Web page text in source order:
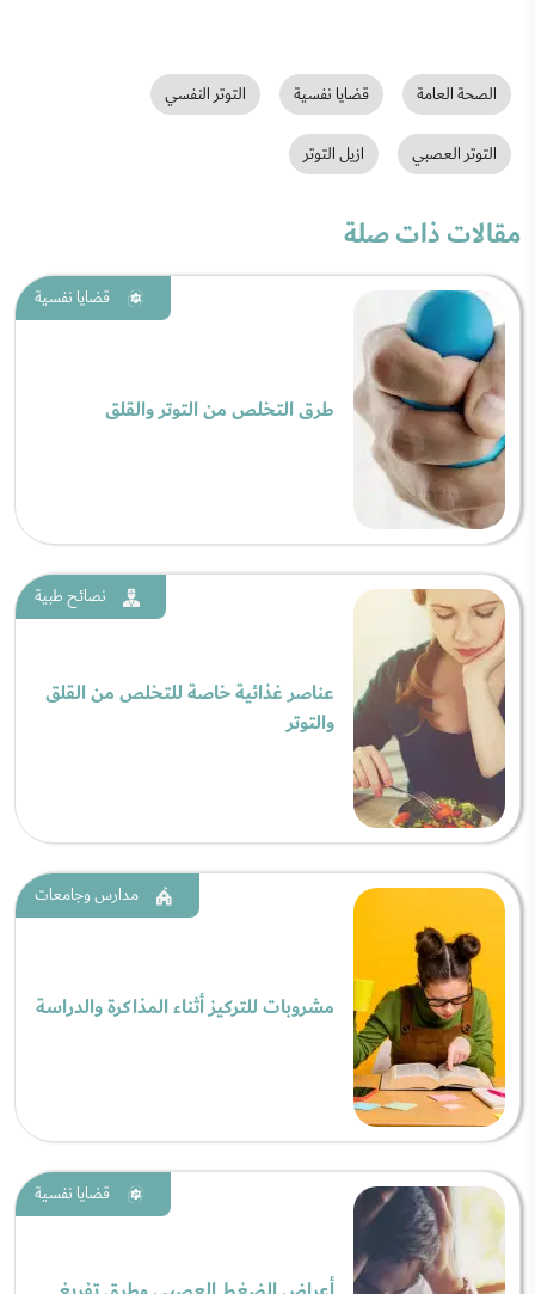
الصحة العامة قضايا نفسية التوتر النفسي
التوتر العصبي ازيل التوتر
مقالات ذات صلة
قضايا نفسية
طرق التخلص من التوتر والقلق
نصائح طبية
عناصر غذائية خاصة للتخلص من القلق
والتوتر
مدارس وجامعات
مشروبات للتركيز أثناء المذاكرة والدراسة
قضايا نفسية